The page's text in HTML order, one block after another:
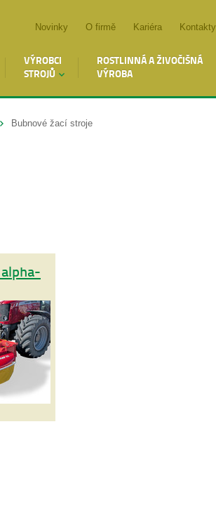
VÝROBCI
STROJŮ
ROSTLINNÁ A ŽIVOČIŠNÁ
VÝROBA
Novinky O firmě Kariéra Kontakty
Bubnové žací stroje
alpha-